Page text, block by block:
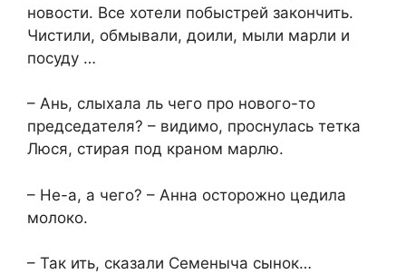
новости. Все хотели побыстрей закончить.
Чистили, обмывали, доили, мыли марли и
посуду …
– Ань, слыхала ль чего про нового-то
председателя? – видимо, проснулась тетка
Люся, стирая под краном марлю.
– Не-а, а чего? – Анна осторожно цедила
молоко.
– Так ить, сказали Семеныча сынок…